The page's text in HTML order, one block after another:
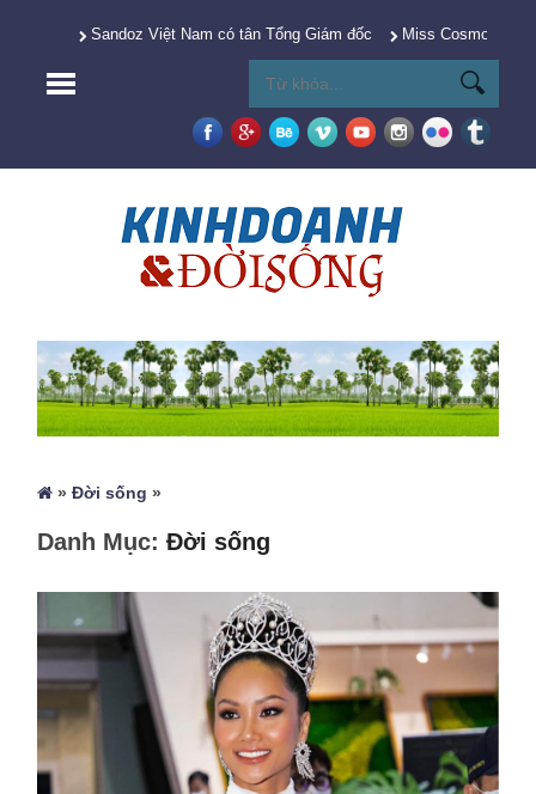
Sandoz Việt Nam có tân Tổng Giám đốc Miss Cosmo 2025
»Đời sống »
Danh Mục:Đời sống